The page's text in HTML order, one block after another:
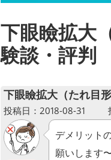
下眼瞼拡大
験談・評判
下眼瞼拡大（たれ目
投稿日：2018-08-31
デメリット
願いします